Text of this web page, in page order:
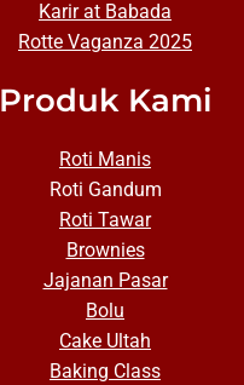
Karir at Babada
Rotte Vaganza 2025
Produk Kami
Roti Manis
Roti Gandum
Roti Tawar
Brownies
Jajanan Pasar
Bolu
Cake Ultah
Baking Class